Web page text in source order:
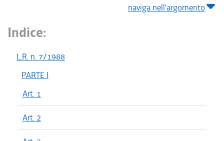
naviga nell'argomento
Indice:
L.R. n. 7/1988
PARTE I
Art. 1
Art. 2